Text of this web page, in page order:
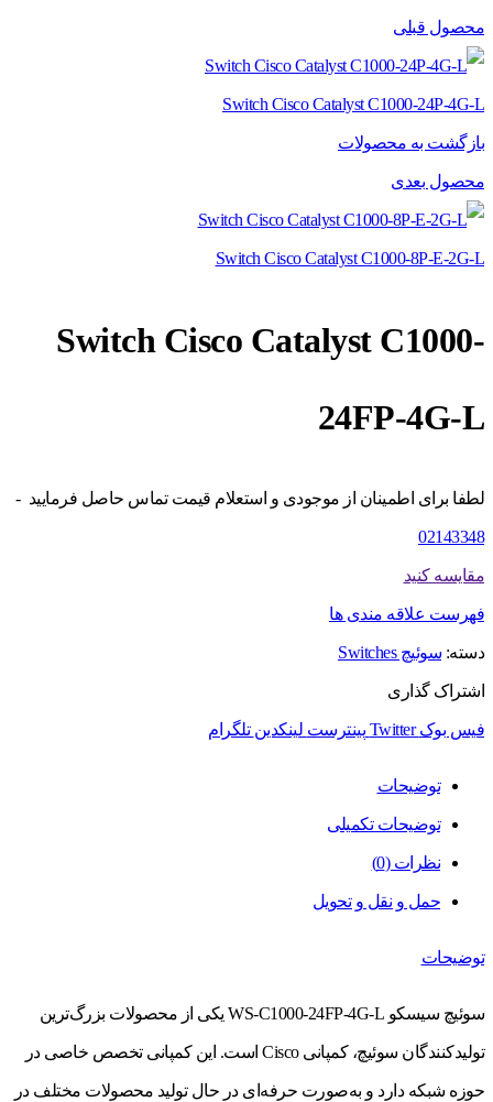
محصول قبلی
Switch Cisco Catalyst C1000-24P-4G-L
بازگشت به محصولات
محصول بعدی
Switch Cisco Catalyst C1000-8P-E-2G-L
Switch Cisco Catalyst C1000-
24FP-4G-L
لطفا برای اطمینان از موجودی و استعلام قیمت تماس حاصل فرمایید -
02143348
مقایسه کنید
فهرست علاقه مندی ها
دسته: سوئیچ Switches
اشتراک گذاری
فیس بوک Twitter پینترست لینکدین تلگرام
توضیحات
توضیحات تکمیلی
نظرات (0)
حمل و نقل و تحویل
توضیحات
سوئیچ سیسکو WS-C1000-24FP-4G-L یکی از محصولات بزرگ‌ترین
تولیدکنندگان سوئیچ، کمپانی Cisco است. این کمپانی تخصص خاصی در
حوزه شبکه دارد و به‌صورت حرفه‌ای در حال تولید محصولات مختلف در